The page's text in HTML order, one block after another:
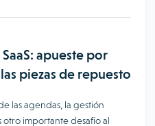
apueste por
piezas de repuesto
las agendas, la gestión
otro importante desafío al